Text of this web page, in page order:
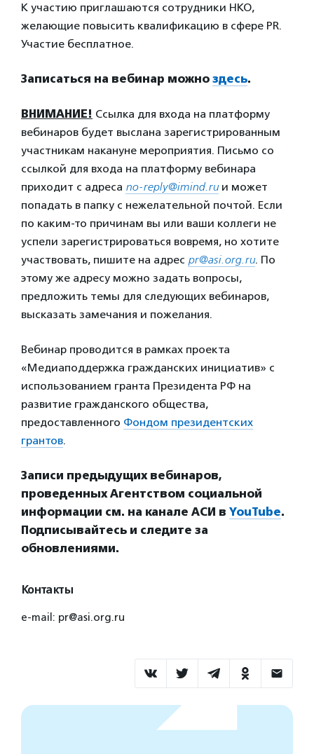
К участию приглашаются сотрудники НКО,
желающие повысить квалификацию в сфере PR.
Участие бесплатное.
Записаться на вебинар можно здесь.
ВНИМАНИЕ! Ссылка для входа на платформу
вебинаров будет выслана зарегистрированным
участникам накануне мероприятия. Письмо со
ссылкой для входа на платформу вебинара
приходит с адреса no-reply@imind.ruи может
попадать в папку с нежелательной почтой. Если
по каким-то причинам вы или ваши коллеги не
успели зарегистрироваться вовремя, но хотите
участвовать, пишите на адрес pr@asi.org.ru. По
этому же адресу можно задать вопросы,
предложить темы для следующих вебинаров,
высказать замечания и пожелания.
Вебинар проводится в рамках проекта
«Медиаподдержка гражданских инициатив» с
использованием гранта Президента РФ на
развитие гражданского общества,
предоставленного Фондом президентских
грантов.
Записи предыдущих вебинаров,
проведенных Агентством социальной
информации см. на канале АСИ в YouTube.
Подписывайтесь и следите за
обновлениями.
Контакты
e-mail: pr@asi.org.ru